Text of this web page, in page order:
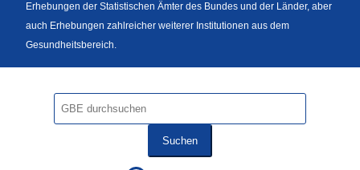
Erhebungen der Statistischen Ämter des Bundes und der Länder, aber
auch Erhebungen zahlreicher weiterer Institutionen aus dem
Gesundheitsbereich.
Suchen